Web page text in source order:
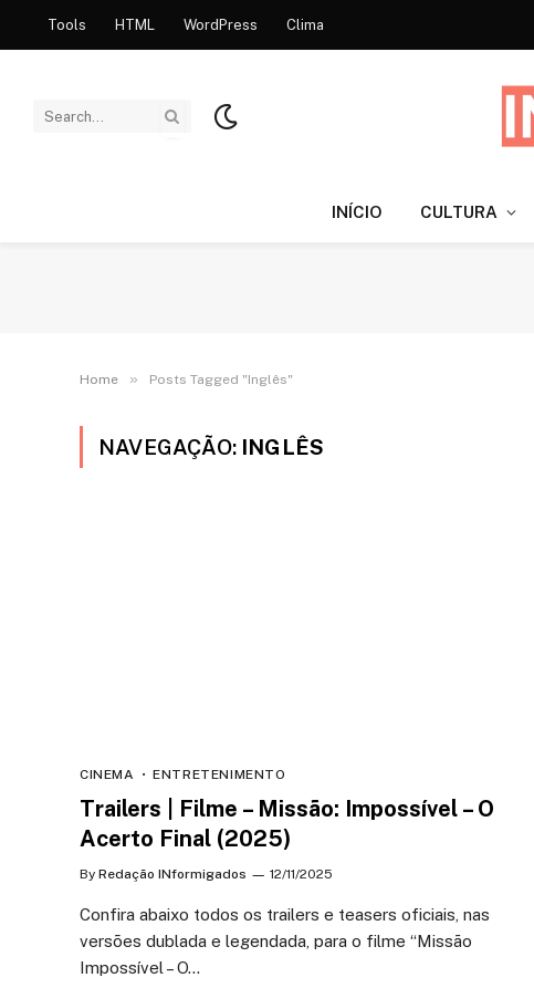
Tools HTML WordPress Clima
INÍCIO CULTURA
Home » Posts Tagged "Inglês"
NAVEGAÇÃO: INGLÊS
CINEMA ENTRETENIMENTO
Trailers | Filme – Missão: Impossível – O
Acerto Final (2025)
By Redação INformigados 12/11/2025
Confira abaixo todos os trailers e teasers oficiais, nas
versões dublada e legendada, para o filme “Missão
Impossível – O…